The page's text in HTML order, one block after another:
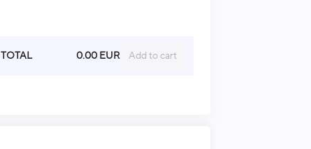
TOTAL 0.00 EUR Add to cart